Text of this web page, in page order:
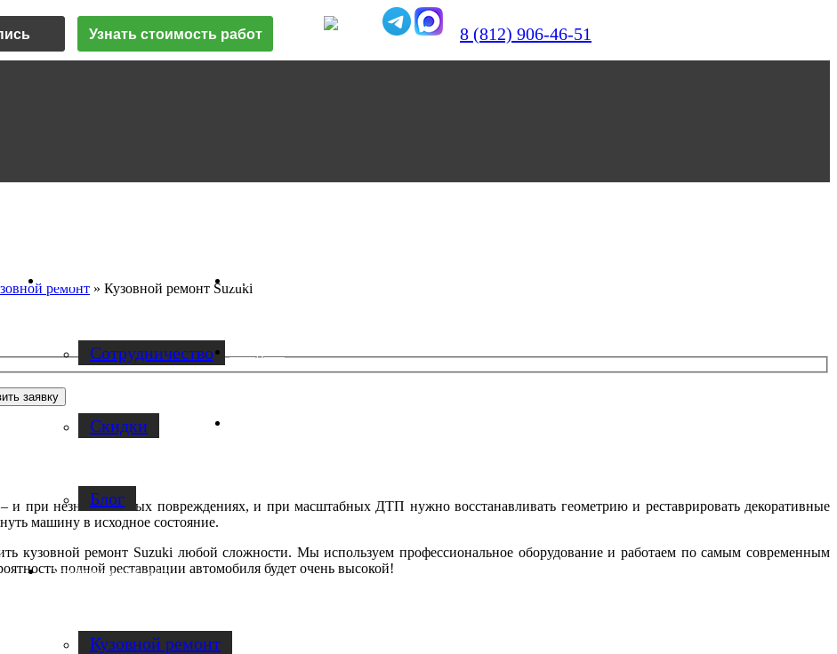
Узнать стоимость работ 8 (812) 906-46-51
Cотрудничество
Скидки
Блог
Услуги по ремонту авто
Кузовной ремонт
Vk
ремонт » Кузовной ремонт Suzuki
и при незначительных повреждениях, и при масштабных ДТП нужно восстанавливать геометрию и реставрировать декоративные
машину в исходное состояние.
кузовной ремонт Suzuki любой сложности. Мы используем профессиональное оборудование и работаем по самым современным
полной реставрации автомобиля будет очень высокой!